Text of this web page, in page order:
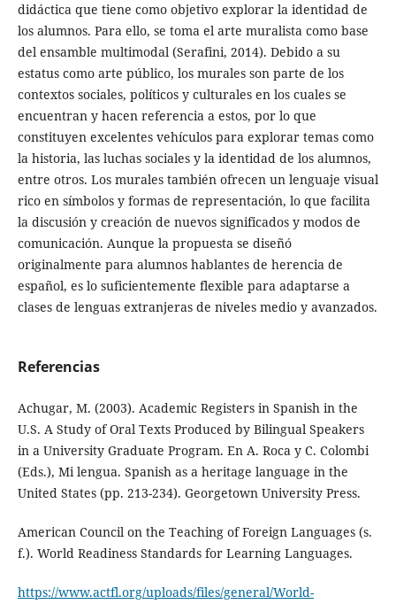
didáctica que tiene como objetivo explorar la identidad de
los alumnos. Para ello, se toma el arte muralista como base
del ensamble multimodal (Serafini, 2014). Debido a su
estatus como arte público, los murales son parte de los
contextos sociales, políticos y culturales en los cuales se
encuentran y hacen referencia a estos, por lo que
constituyen excelentes vehículos para explorar temas como
la historia, las luchas sociales y la identidad de los alumnos,
entre otros. Los murales también ofrecen un lenguaje visual
rico en símbolos y formas de representación, lo que facilita
la discusión y creación de nuevos significados y modos de
comunicación. Aunque la propuesta se diseñó
originalmente para alumnos hablantes de herencia de
español, es lo suficientemente flexible para adaptarse a
clases de lenguas extranjeras de niveles medio y avanzados.
Referencias
Achugar, M. (2003). Academic Registers in Spanish in the
U.S. A Study of Oral Texts Produced by Bilingual Speakers
in a University Graduate Program. En A. Roca y C. Colombi
(Eds.), Mi lengua. Spanish as a heritage language in the
United States (pp. 213-234). Georgetown University Press.
American Council on the Teaching of Foreign Languages (s.
f.). World Readiness Standards for Learning Languages.
https://www.actfl.org/uploads/files/general/World-